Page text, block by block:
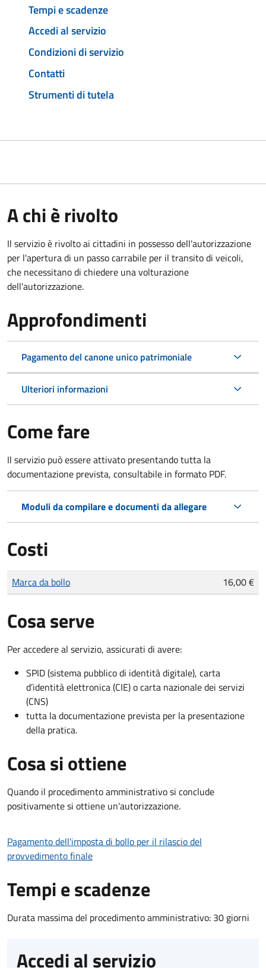
Tempi e scadenze
Accedi al servizio
Condizioni di servizio
Contatti
Strumenti di tutela
A chi è rivolto
Il servizio è rivolto ai cittadini in possesso dell'autorizzazione
per l'apertura di un passo carrabile per il transito di veicoli,
che necessitano di chiedere una volturazione
dell'autorizzazione.
Approfondimenti
Pagamento del canone unico patrimoniale
Ulteriori informazioni
Come fare
Il servizio può essere attivato presentando tutta la
documentazione prevista, consultabile in formato PDF.
Moduli da compilare e documenti da allegare
Costi
Tipo di pagamento
Importo
Marca da bollo 16,00 €
Cosa serve
Per accedere al servizio, assicurati di avere:
SPID (sistema pubblico di identità digitale), carta
d’identità elettronica (CIE) o carta nazionale dei servizi
(CNS)
tutta la documentazione prevista per la presentazione
della pratica.
Cosa si ottiene
Quando il procedimento amministrativo si conclude
positivamente si ottiene un'autorizzazione.
Pagamento dell'imposta di bollo per il rilascio del
provvedimento finale
Tempi e scadenze
Durata massima del procedimento amministrativo: 30 giorni
Accedi al servizio